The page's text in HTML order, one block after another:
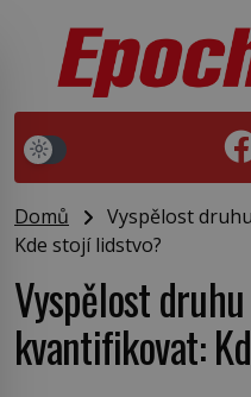
Domů
Vyspělost
Kde stojí lidstvo?
Vyspělost
kvantifikovat: